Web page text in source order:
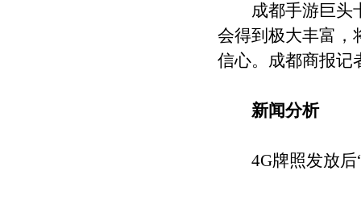
成都手游巨头卡
会得到极大丰富，
信心。成都商报记
新闻分析
4G牌照发放后“